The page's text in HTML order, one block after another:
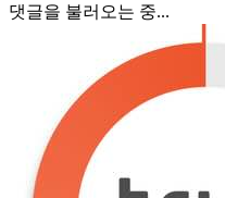
댓글을 불러오는 중...